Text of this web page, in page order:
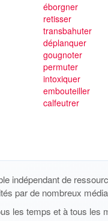
éborgner
retisser
transbahuter
déplanquer
gougnoter
permuter
intoxiquer
embouteiller
calfeutrer
indépendant de
par de nombreux
les temps et à tous les